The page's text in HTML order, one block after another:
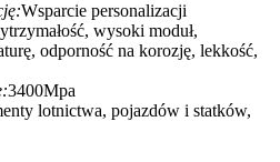
Wsparcie personalizacji
wysoki moduł,
odporność na korozję, lekkość,
3400Mpa
lotnictwa, pojazdów i statków,